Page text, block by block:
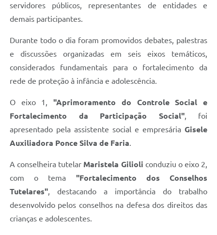
servidores públicos, representantes de entidades e
demais participantes.
Durante todo o dia foram promovidos debates, palestras
e discussões organizadas em seis eixos temáticos,
considerados fundamentais para o fortalecimento da
rede de proteção à infância e adolescência.
O eixo 1,"Aprimoramento do Controle Social e
Fortalecimento da Participação Social", foi
apresentado pela assistente social e empresária Gisele
Auxiliadora Ponce Silva de Faria.
A conselheira tutelar Maristela Gilioli conduziu o eixo 2,
com o tema "Fortalecimento dos Conselhos
Tutelares", destacando a importância do trabalho
desenvolvido pelos conselhos na defesa dos direitos das
crianças e adolescentes.